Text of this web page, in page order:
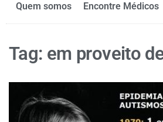
Quem somos Encontre Médicos
Tag: em proveito